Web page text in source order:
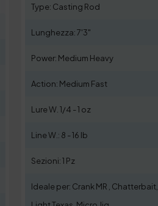
Type: Casting Rod
Lunghezza: 7'3"
Power: Medium Heavy
Action: Medium Fast
Lure W. 1/4 - 1 oz
Line W.: 8 - 16 lb
Sezioni: 1 Pz
Ideale per: Crank MR , Chatterbait,